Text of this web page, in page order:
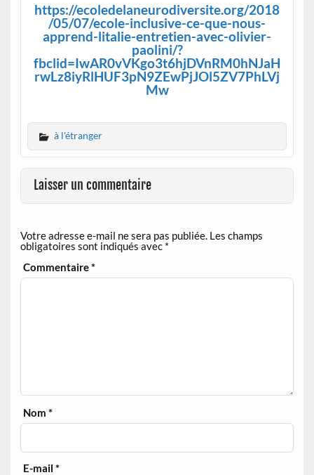
https://ecoledelaneurodiversite.org/2018
/05/07/ecole-inclusive-ce-que-nous-
apprend-litalie-entretien-avec-olivier-
paolini/?
fbclid=IwAR0vVKgo3t6hjDVnRM0hNJaH
rwLz8iyRlHUF3pN9ZEwPjJOl5ZV7PhLVj
Mw
à l'étranger
Laisser un commentaire
Votre adresse e-mail ne sera pas publiée. Les champs
obligatoires sont indiqués avec *
Commentaire*
Nom*
E-mail*